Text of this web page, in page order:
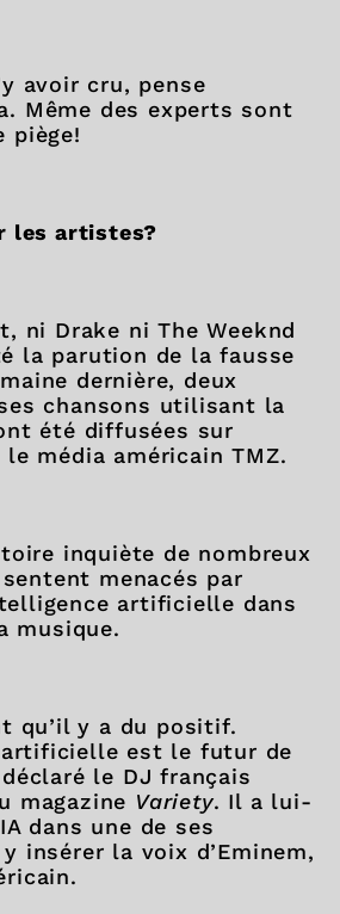
avoir cru, pense
Même des experts sont
piège!
les artistes?
ni Drake ni The Weeknd
la parution de la fausse
dernière, deux
chansons utilisant la
été diffusées sur
le média américain TMZ.
inquiète de nombreux
menacés par
artificielle dans
musique.
qu’il y a du positif.
artificielle est le futur de
le DJ français
magazine Variety. Il a lui-
dans une de ses
insérer la voix d’Eminem,